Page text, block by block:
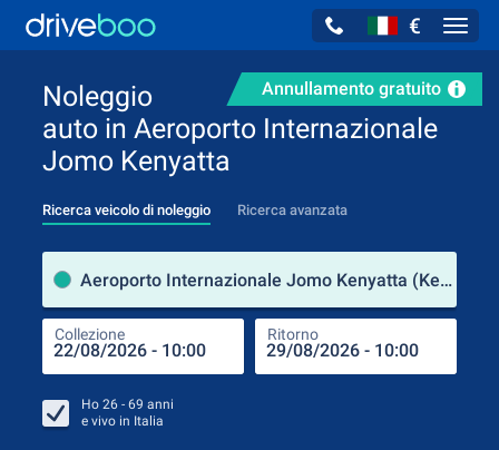
€
Annullamento gratuito
Noleggio
auto in Aeroporto Internazionale
Jomo Kenyatta
Ricerca veicolo di noleggio Ricerca avanzata
Aeroporto Internazionale Jomo Kenyatta (Kenia)
Collezione Ritorno
Ho 26 - 69 anni
e vivo in Italia